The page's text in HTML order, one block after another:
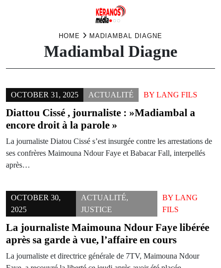
HOME MADIAMBAL DIAGNE
Madiambal Diagne
OCTOBER 31, 2025 ACTUALITÉ BY LANG FILS
Diattou Cissé , journaliste : »Madiambal a
encore droit à la parole »
La journaliste Diatou Cissé s’est insurgée contre les arrestations de
ses confrères Maimouna Ndour Faye et Babacar Fall, interpellés
après…
OCTOBER 30,
2025
ACTUALITÉ,
JUSTICE
BY LANG
FILS
La journaliste Maimouna Ndour Faye libérée
après sa garde à vue, l’affaire en cours
La journaliste et directrice générale de 7TV, Maimouna Ndour